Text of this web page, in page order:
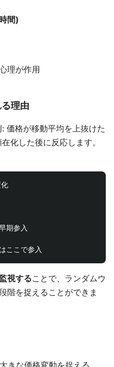
間)
理が作用
理由
価格が移動平均を上抜けた
化した後に反応します。
期参入
視することで、ランダムウ
階を捉えることができま
きな価格変動を捉える